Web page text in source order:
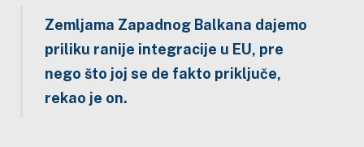
Zemljama Zapadnog Balkana dajemo
priliku ranije integracije u EU, pre
nego što joj se de fakto priključe,
rekao je on.